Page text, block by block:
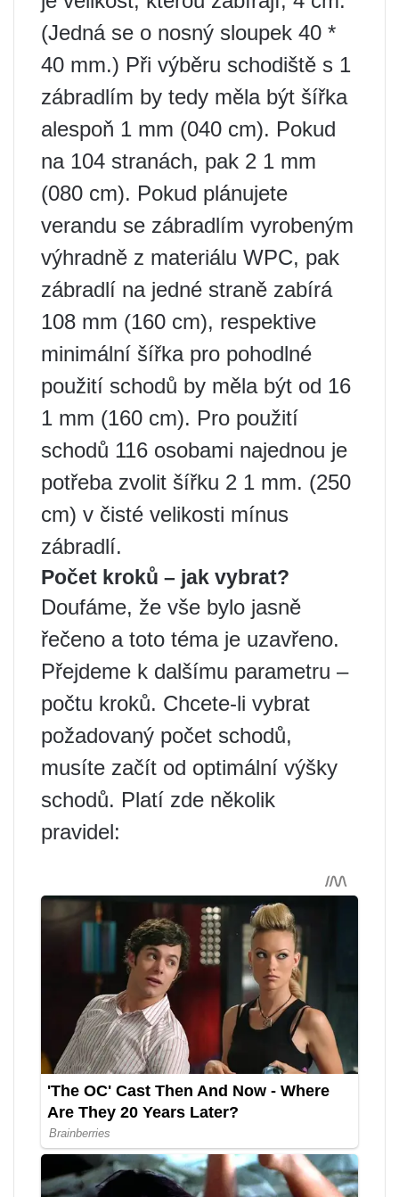
(Jedná se o nosný sloupek 40 *
40 mm.) Při výběru schodiště s 1
zábradlím by tedy měla být šířka
alespoň 1 mm (040 cm). Pokud
na 104 stranách, pak 2 1 mm
(080 cm). Pokud plánujete
verandu se zábradlím vyrobeným
výhradně z materiálu WPC, pak
zábradlí na jedné straně zabírá
108 mm (160 cm), respektive
minimální šířka pro pohodlné
použití schodů by měla být od 16
1 mm (160 cm). Pro použití
schodů 116 osobami najednou je
potřeba zvolit šířku 2 1 mm. (250
cm) v čisté velikosti mínus
zábradlí.
Počet kroků – jak vybrat?
Doufáme, že vše bylo jasně
řečeno a toto téma je uzavřeno.
Přejdeme k dalšímu parametru –
počtu kroků. Chcete-li vybrat
požadovaný počet schodů,
musíte začít od optimální výšky
schodů. Platí zde několik
pravidel: